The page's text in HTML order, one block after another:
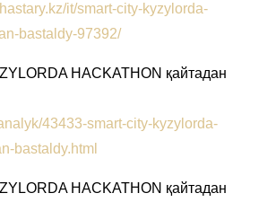
it/smart-city-kyzylorda-
bastaldy-97392/
HACKATHON қайтадан
43433-smart-city-kyzylorda-
bastaldy.html
HACKATHON қайтадан